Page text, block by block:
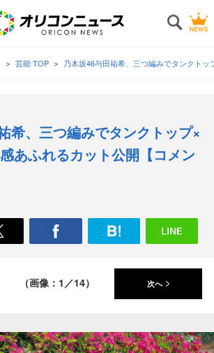
芸能 TOP 乃木坂46与田祐希、三つ編みでタンクト
希、三つ編みでタンクトップ×
あふれるカット公開【コメン
（画像：1／14） 次へ